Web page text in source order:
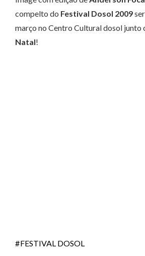
compelto do Festival Dosol 2009
março no Centro Cultural dosol junto
Natal!
FESTIVAL DOSOL